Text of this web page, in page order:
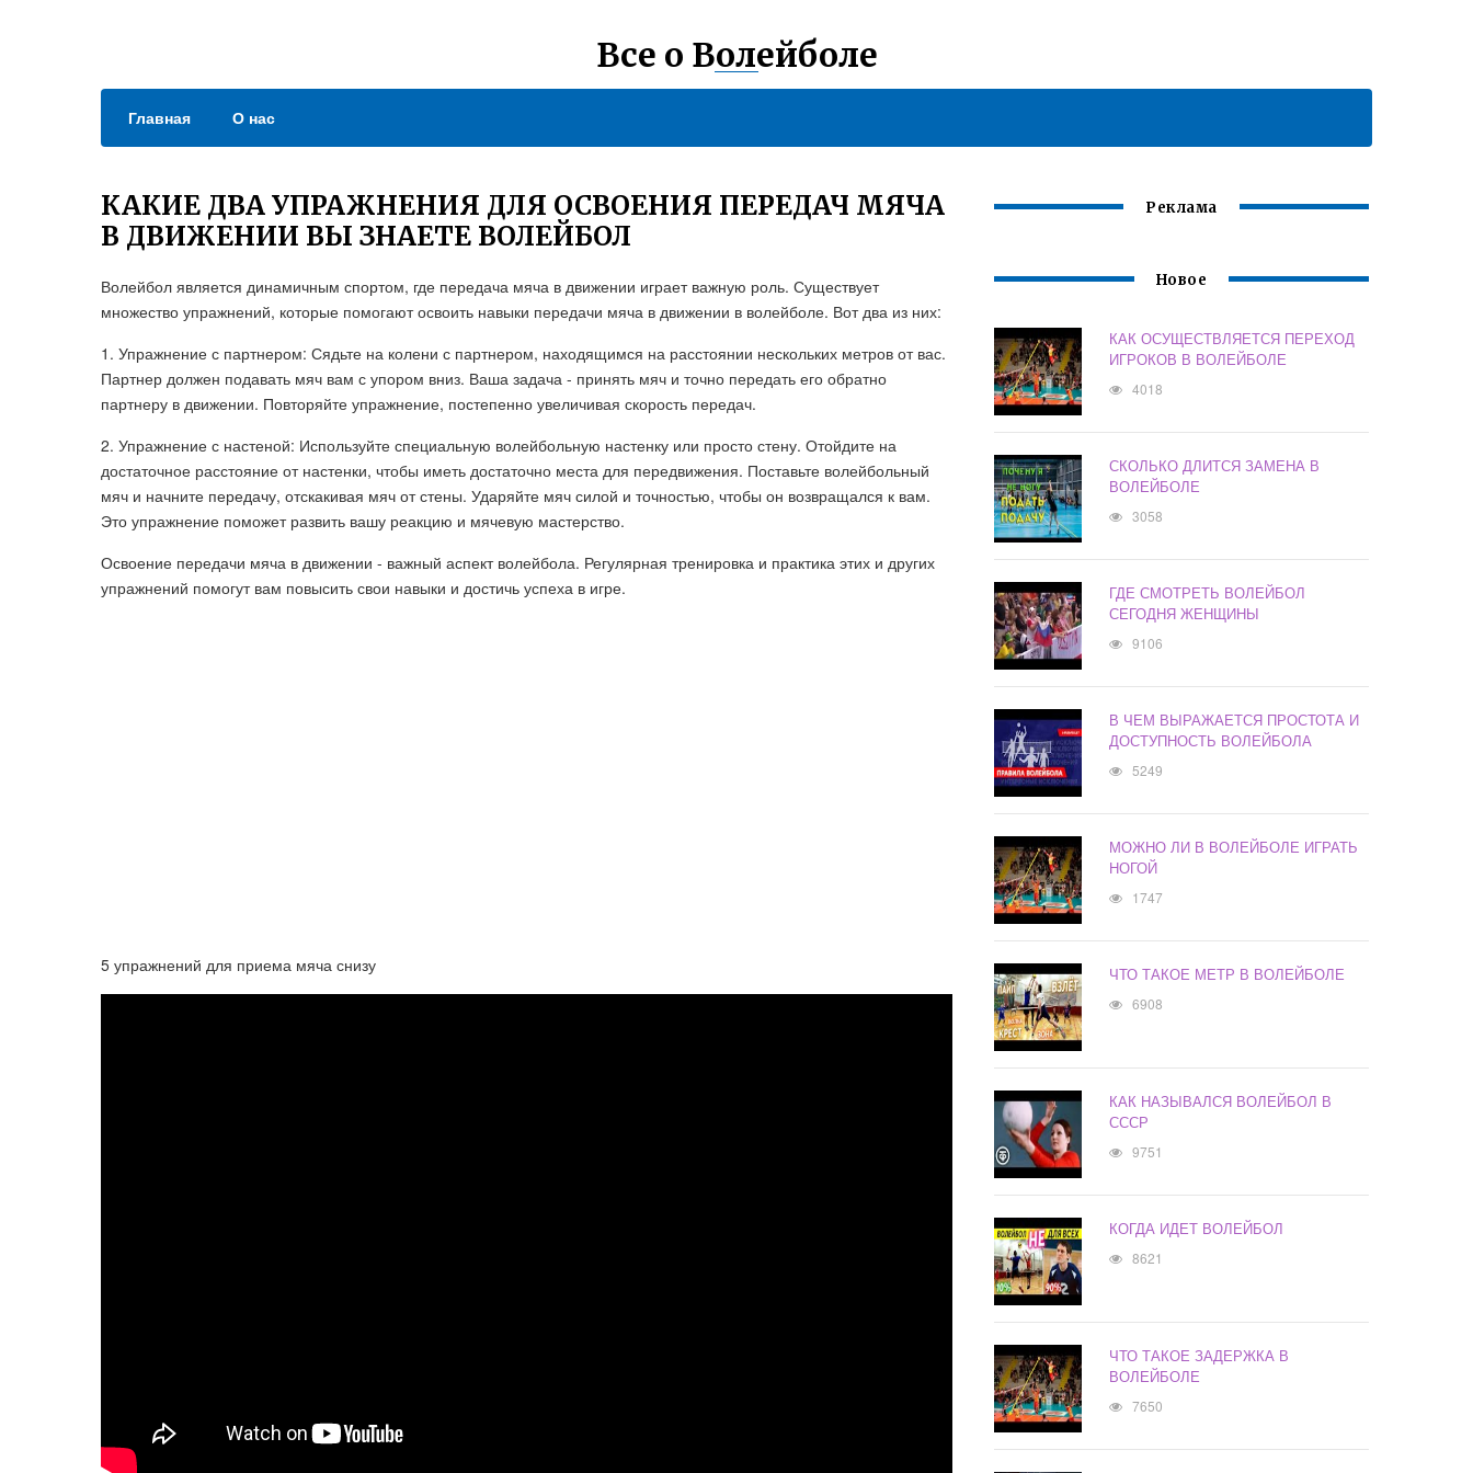
Все о Волейболе
Главная О нас
КАКИЕ ДВА УПРАЖНЕНИЯ ДЛЯ ОСВОЕНИЯ ПЕРЕДАЧ МЯЧА
В ДВИЖЕНИИ ВЫ ЗНАЕТЕ ВОЛЕЙБОЛ
Волейбол является динамичным спортом, где передача мяча в движении играет важную роль. Существует
множество упражнений, которые помогают освоить навыки передачи мяча в движении в волейболе. Вот два из них:
1. Упражнение с партнером: Сядьте на колени с партнером, находящимся на расстоянии нескольких метров от вас.
Партнер должен подавать мяч вам с упором вниз. Ваша задача - принять мяч и точно передать его обратно
партнеру в движении. Повторяйте упражнение, постепенно увеличивая скорость передач.
2. Упражнение с настеной: Используйте специальную волейбольную настенку или просто стену. Отойдите на
достаточное расстояние от настенки, чтобы иметь достаточно места для передвижения. Поставьте волейбольный
мяч и начните передачу, отскакивая мяч от стены. Ударяйте мяч силой и точностью, чтобы он возвращался к вам.
Это упражнение поможет развить вашу реакцию и мячевую мастерство.
Освоение передачи мяча в движении - важный аспект волейбола. Регулярная тренировка и практика этих и других
упражнений помогут вам повысить свои навыки и достичь успеха в игре.
5 упражнений для приема мяча снизу
Реклама
Новое
КАК ОСУЩЕСТВЛЯЕТСЯ ПЕРЕХОД
ИГРОКОВ В ВОЛЕЙБОЛЕ
4018
СКОЛЬКО ДЛИТСЯ ЗАМЕНА В
ВОЛЕЙБОЛЕ
3058
ГДЕ СМОТРЕТЬ ВОЛЕЙБОЛ
СЕГОДНЯ ЖЕНЩИНЫ
9106
В ЧЕМ ВЫРАЖАЕТСЯ ПРОСТОТА И
ДОСТУПНОСТЬ ВОЛЕЙБОЛА
5249
МОЖНО ЛИ В ВОЛЕЙБОЛЕ ИГРАТЬ
НОГОЙ
1747
ЧТО ТАКОЕ МЕТР В ВОЛЕЙБОЛЕ
6908
КАК НАЗЫВАЛСЯ ВОЛЕЙБОЛ В
СССР
9751
КОГДА ИДЕТ ВОЛЕЙБОЛ
8621
ЧТО ТАКОЕ ЗАДЕРЖКА В
ВОЛЕЙБОЛЕ
7650